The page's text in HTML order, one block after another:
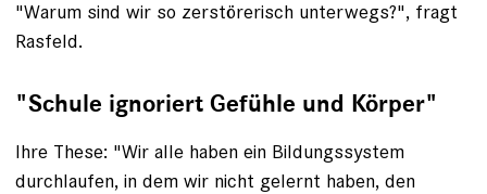
"Warum sind wir so zerstörerisch ­unterwegs?", fragt
Rasfeld.
"Schule ignoriert Gefühle und Körper"
Ihre These: "Wir alle haben ein Bildungs­system
durchlaufen, in dem wir nicht gelernt haben, den